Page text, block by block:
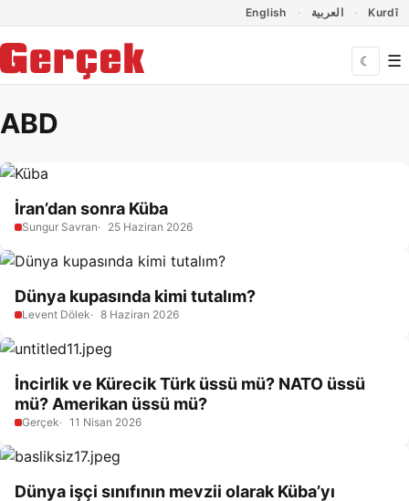
English العربية Kurdî
☾ ☰
ABD
İran’dan sonra Küba
Sungur Savran 25 Haziran 2026
Dünya kupasında kimi tutalım?
Levent Dölek 8 Haziran 2026
İncirlik ve Kürecik Türk üssü mü? NATO üssü
mü? Amerikan üssü mü?
Gerçek 11 Nisan 2026
Dünya işçi sınıfının mevzii olarak Küba’yı